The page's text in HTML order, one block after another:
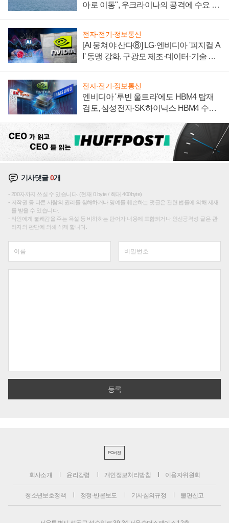
아로 이동", 우크라이나의 공격에 수요 늘
전자·전기·정보통신
[AI 뭉쳐야 산다⑧] LG·엔비디아 '피지컬 A
I' 동맹 강화, 구광모 제조·데이터·기술 결
전자·전기·정보통신
엔비디아 '루빈 울트라'에도 HBM4 탑재
검토, 삼성전자·SK하이닉스 HBM4 수율
기사댓글0개
200자까지 쓰실 수 있습니다. (현재 0 byte / 최대 400byte)
저작권 등 다른 사람의 권리를 침해하거나 명예를 훼손하는 댓글은 관련 법률에 의해 제재
를 받을 수 있습니다.
타인에게 불쾌감을 주는 욕설 등 비하하는 단어가 내용에 포함되거나 인신공격성 글은 관
리자의 판단에 의해 삭제 합니다.
PC버전
회사소개 윤리강령 개인정보처리방침 이용자위원회
청소년보호정책 정정·반론보도 기사심의규정 불편신고